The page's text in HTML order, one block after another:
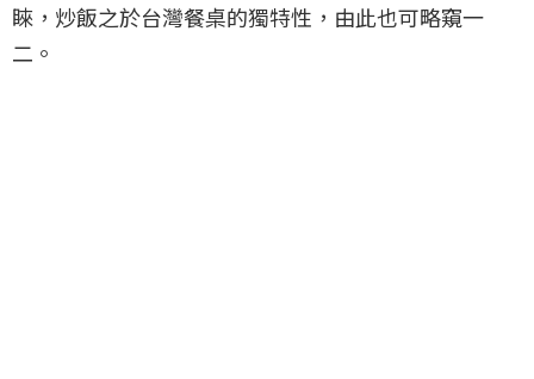
睞，炒飯之於台灣餐桌的獨特性，由此也可略窺一
二。